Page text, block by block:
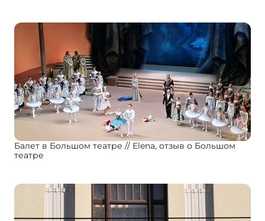
Балет в Большом театре
Elena, отзыв о Большом
театре